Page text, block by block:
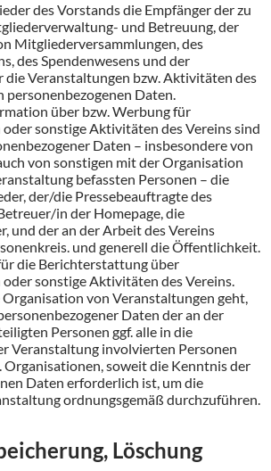
des Vorstands die Empfänger der zu
und Betreuung, der
Mitgliederversammlungen, des
des Spendenwesens und der
Veranstaltungen bzw. Aktivitäten des
personenbezogenen Daten.
über bzw. Werbung für
sonstige Aktivitäten des Vereins sind
Daten – insbesondere von
von sonstigen mit der Organisation
befassten Personen – die
der/die Pressebeauftragte des
in der Homepage, die
und der an der Arbeit des Vereins
und generell die Öffentlichkeit.
die Berichterstattung über
sonstige Aktivitäten des Vereins.
Organisation von Veranstaltungen geht,
Daten der an der
Personen ggf. alle in die
Veranstaltung involvierten Personen
Organisationen, soweit die Kenntnis der
Daten erforderlich ist, um die
ordnungsgemäß durchzuführen.
Löschung